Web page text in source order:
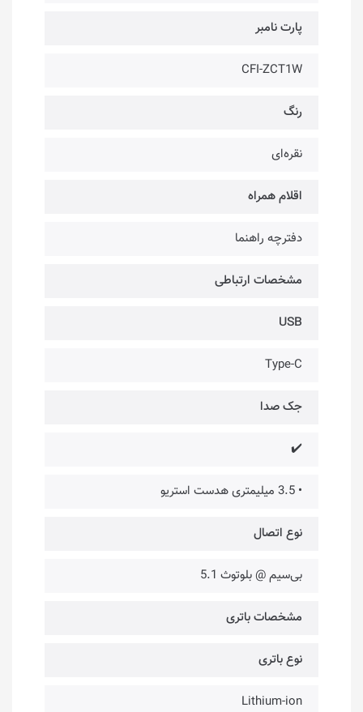
پارت نامبر
CFI-ZCT1W
رنگ
نقره‌ای
اقلام همراه
دفترچه راهنما
مشخصات ارتباطی
USB
Type-C
جک صدا
✔️
• 3.5 میلیمتری هدست استریو
نوع اتصال
بی‌سیم @ بلوتوث 5.1
مشخصات باتری
نوع باتری
Lithium-ion